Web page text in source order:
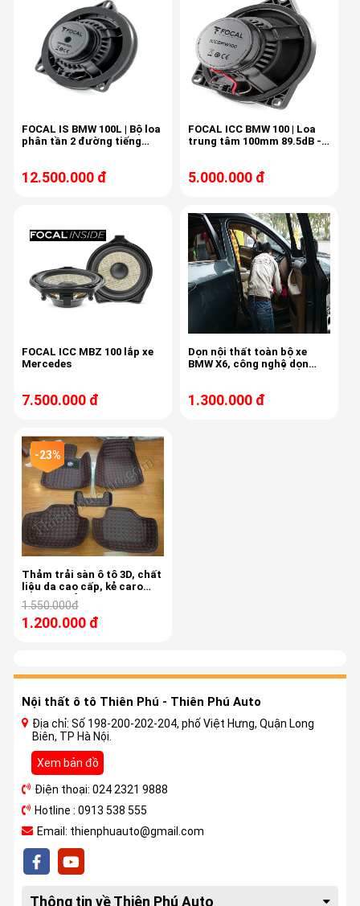
FOCAL IS BMW 100L | Bộ loa
phân tần 2 đường tiếng
12.500.000 đ
FOCAL ICC BMW 100 | Loa
trung tâm 100mm 89.5dB -
5.000.000 đ
FOCAL ICC MBZ 100 lắp xe
Mercedes
7.500.000 đ
Dọn nội thất toàn bộ xe
BMW X6, công nghệ dọn
Sonax, sản xuất tại Đức.
1.300.000 đ
-23%
Thảm trải sàn ô tô 3D, chất
liệu da cao cấp, kẻ caro
hoa đen đỏ, xe BMW 3
1.550.000đ
1.200.000 đ
Nội thất ô tô Thiên Phú - Thiên Phú Auto
Địa chỉ: Số 198-200-202-204, phố Việt Hưng, Quận Long
Biên, TP Hà Nội.
Xem bản đồ
Điện thoại: 024 2321 9888
Hotline : 0913 538 555
Email: thienphuauto@gmail.com
Thông tin về Thiên Phú Auto